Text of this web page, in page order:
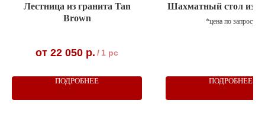
Лестница из гранита Tan
Brown
22 050 р. / 1 pc
ПОДРОБНЕЕ
Шахматный стол из
*цена по запросу
ПОДРОБНЕЕ